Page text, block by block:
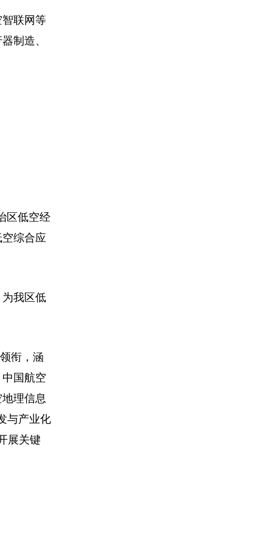
联网等
制造、
区低空经
综合应
我区低
衔，涵
国航空
理信息
与产业化
展关键